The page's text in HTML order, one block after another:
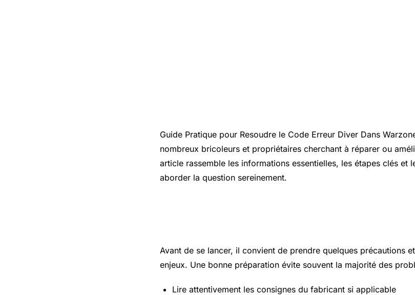
Guide Pratique pour Resoudre le Code Erreur Diver Dans
nombreux bricoleurs et propriétaires cherchant à réparer ou
article rassemble les informations essentielles, les étapes clés et
aborder la question sereinement.
Avant de se lancer, il convient de prendre quelques précautions
enjeux. Une bonne préparation évite souvent la majorité des
Lire attentivement les consignes du fabricant si applicable